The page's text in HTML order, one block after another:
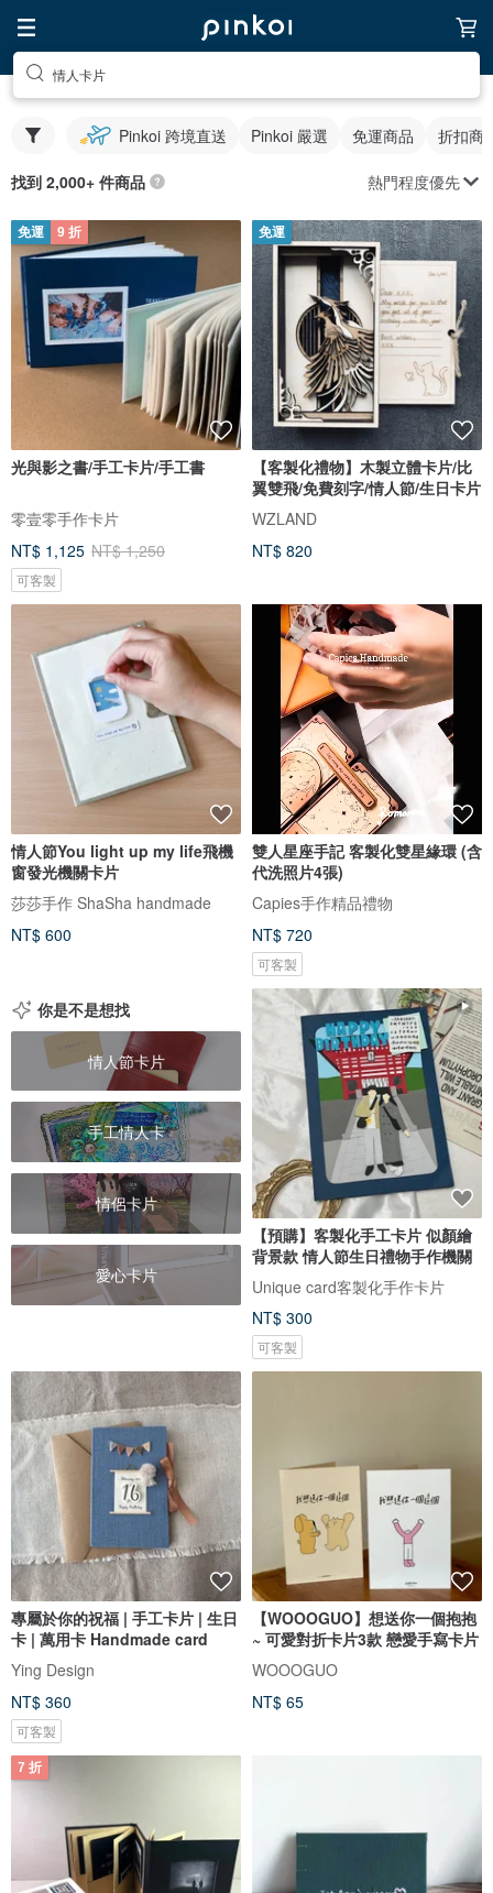
情人卡片
Pinkoi 跨境直送 Pinkoi 嚴選 免運商品 折扣商
找到 2,000+ 件商品 熱門程度優先
免運 9 折
光與影之書/手工卡片/手工書
零壹零手作卡片
NT$ 1,125 NT$ 1,250
可客製
免運
【客製化禮物】木製立體卡片/比
翼雙飛/免費刻字/情人節/生日卡片
WZLAND
NT$ 820
情人節You light up my life飛機
窗發光機關卡片
莎莎手作 ShaSha handmade
NT$ 600
雙人星座手記 客製化雙星緣環 (含
代洗照片4張)
Capies手作精品禮物
NT$ 720
可客製
你是不是想找
情人節卡片
手工情人卡
情侶卡片
愛心卡片
【預購】客製化手工卡片 似顏繪
背景款 情人節生日禮物手作機關
Unique card客製化手作卡片
NT$ 300
可客製
專屬於你的祝福 | 手工卡片 | 生日
卡 | 萬用卡 Handmade card
Ying Design
NT$ 360
可客製
【WOOOGUO】想送你一個抱抱
~ 可愛對折卡片3款 戀愛手寫卡片
WOOOGUO
NT$ 65
7 折